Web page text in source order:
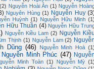
(2) Nguyễn Hoài Ân (1) Nguyễn
Nguyên Hùng (1) Nguyễn Huy
Huỳnh (1) Nguyễn Hữu Minh
Hữu Thuần (4) Nguyễn Hữu
Nguyễn Kiều Lam (2) Nguyễn
Thịnh (1) Nguyễn Lam (2)
Dũng (46) Nguyễn Minh Hoà
Nguyễn Minh Phúc (47)
Minh Toàn (1) Nguyễn Mỳ